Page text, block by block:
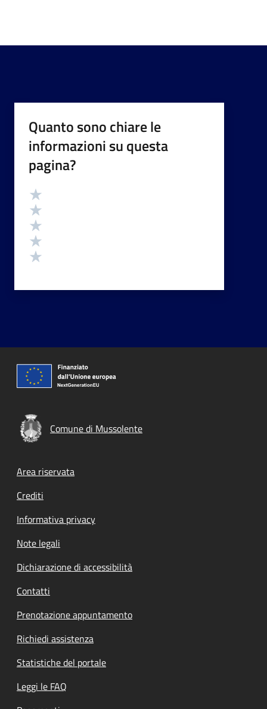
Quanto sono chiare le
informazioni su questa
pagina?
Valutazione
Comune di Mussolente
Footer menu
Area riservata
Crediti
Informativa privacy
Note legali
Dichiarazione di accessibilità
Contatti
Prenotazione appuntamento
Richiedi assistenza
Statistiche del portale
Leggi le FAQ